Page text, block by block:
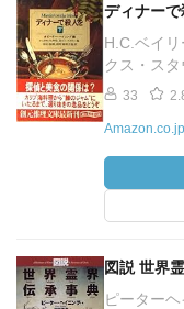
ディナー
H.C.ベイ
クス・ス
33
図説 世界
ピーター